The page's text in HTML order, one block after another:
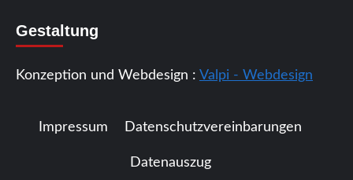
Gestaltung
Konzeption und Webdesign : Valpi - Webdesign
Impressum Datenschutzvereinbarungen
Datenauszug